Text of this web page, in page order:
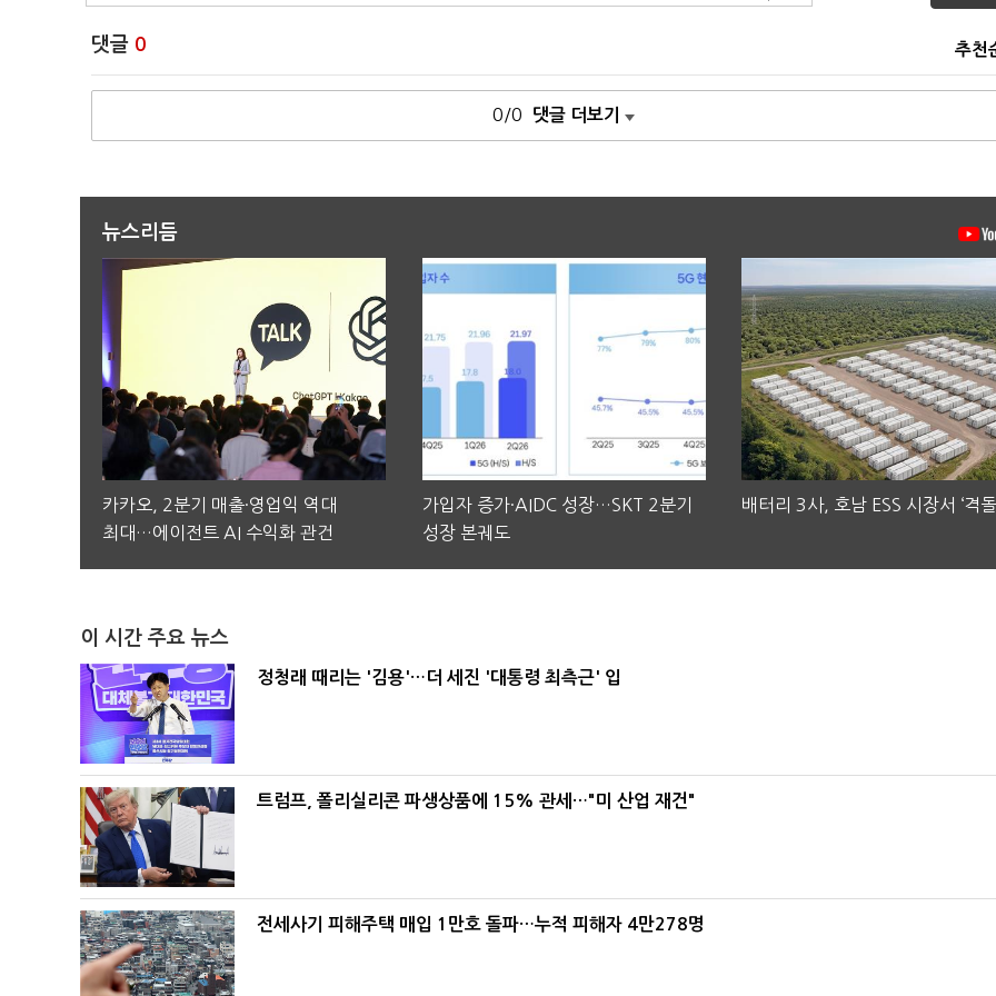
댓글 0 추천
0/0 댓글 더보기
뉴스리듬
카카오, 2분기 매출·영업익 역대
최대…에이전트 AI 수익화 관건
가입자 증가·AIDC 성장…SKT 2분기
성장 본궤도
배터리 3사, 호남 ESS 시장서 ‘격돌
이 시간 주요 뉴스
정청래 때리는 '김용'…더 세진 '대통령 최측근' 입
트럼프, 폴리실리콘 파생상품에 15% 관세…"미 산업 재건"
전세사기 피해주택 매입 1만호 돌파…누적 피해자 4만278명